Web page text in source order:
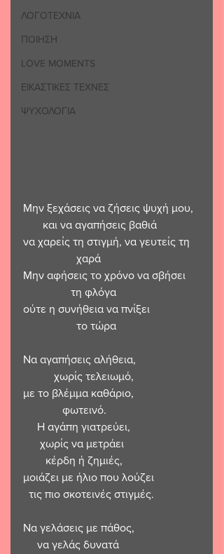
ΛΟΓΟΤΕΧΝΙΑ
ΠΟΙΗΣΗ
LOVE MOMENTS
ΕΙΚΑΣΤΙΚΕΣ ΤΕΧΝΕΣ
ΨΥΧΟΛΟΓΙΑ
Μην ξεχάσεις να ζήσεις ψυχή μου,
       και να αγαπήσεις βαθιά
να χαρείς τη στιγμή, να γευτείς τη
                   χαρά
Μην αφήσεις το χρόνο να σβήσει
                 τη φλόγα
ούτε η συνήθεια να πνίξει
                   το τώρα
Να αγαπήσεις αλήθεια,
           χωρίς τελειωμό,
με το βλέμμα καθάριο,
              φωτεινό.
     Η αγάπη γιατρεύει,
      χωρίς να μετράει
        κέρδη ή ζημιές,
μοιάζει με ήλιο που λούζει
  τις πιο σκοτεινές στιγμές.
Να γελάσεις με πάθος,
     να γελάς δυνατά